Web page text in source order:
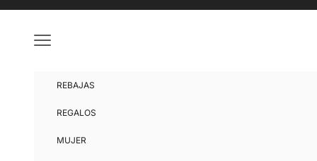
Menú
REBAJAS
REGALOS
MUJER